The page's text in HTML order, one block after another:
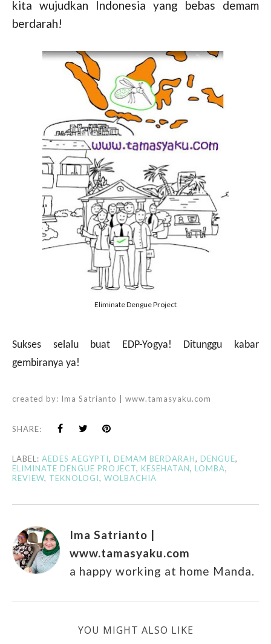
kita wujudkan Indonesia yang bebas demam
berdarah!
Eliminate Dengue Project
Sukses selalu buat EDP-Yogya! Ditunggu kabar
gembiranya ya!
created by: Ima Satrianto | www.tamasyaku.com
SHARE:
LABEL: AEDES AEGYPTI, DEMAM BERDARAH, DENGUE,
ELIMINATE DENGUE PROJECT, KESEHATAN, LOMBA,
REVIEW, TEKNOLOGI, WOLBACHIA
Ima Satrianto |
www.tamasyaku.com
a happy working at home Manda.
YOU MIGHT ALSO LIKE